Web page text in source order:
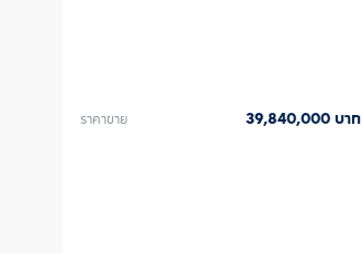
ราคาขาย 39,840,000บาท